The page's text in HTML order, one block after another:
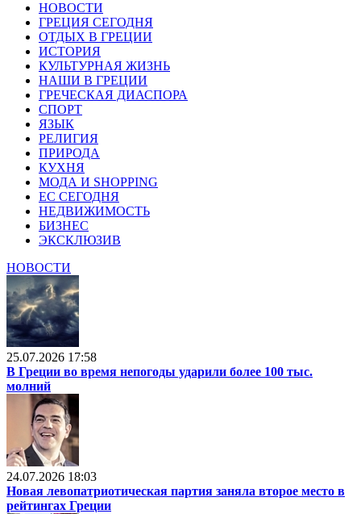
НОВОСТИ
ГРЕЦИЯ СЕГОДНЯ
ОТДЫХ В ГРЕЦИИ
ИСТОРИЯ
КУЛЬТУРНАЯ ЖИЗНЬ
НАШИ В ГРЕЦИИ
ГРЕЧЕСКАЯ ДИАСПОРА
СПОРТ
ЯЗЫК
РЕЛИГИЯ
ПРИРОДА
КУХНЯ
МОДА И SHOPPING
ЕС СЕГОДНЯ
НЕДВИЖИМОСТЬ
БИЗНЕС
ЭКСКЛЮЗИВ
НОВОСТИ
25.07.2026 17:58
В Греции во время непогоды ударили более 100 тыс.
молний
24.07.2026 18:03
Новая левопатриотическая партия заняла второе место в
рейтингах Греции